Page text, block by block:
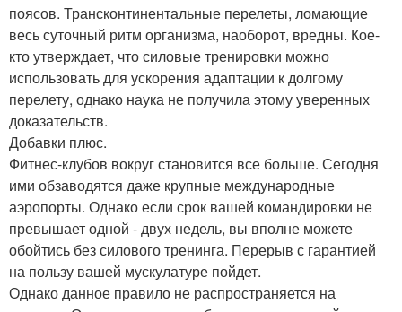
поясов. Трансконтинентальные перелеты, ломающие
весь суточный ритм организма, наоборот, вредны. Кое-
кто утверждает, что силовые тренировки можно
использовать для ускорения адаптации к долгому
перелету, однако наука не получила этому уверенных
доказательств.
Добавки плюс.
Фитнес-клубов вокруг становится все больше. Сегодня
ими обзаводятся даже крупные международные
аэропорты. Однако если срок вашей командировки не
превышает одной - двух недель, вы вполне можете
обойтись без силового тренинга. Перерыв с гарантией
на пользу вашей мускулатуре пойдет.
Однако данное правило не распространяется на